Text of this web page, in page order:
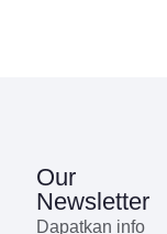
Our
Newsletter
Dapatkan info